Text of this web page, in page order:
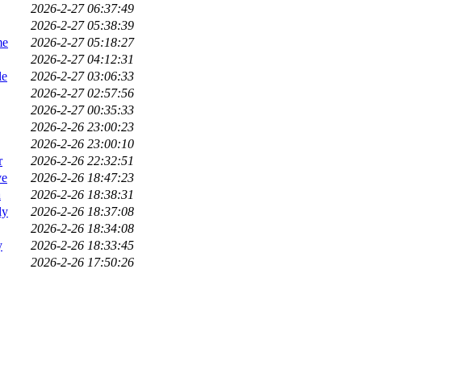
2026-2-27 06:37:49
2026-2-27 05:38:39
2026-2-27 05:18:27
2026-2-27 04:12:31
2026-2-27 03:06:33
2026-2-27 02:57:56
2026-2-27 00:35:33
2026-2-26 23:00:23
2026-2-26 23:00:10
2026-2-26 22:32:51
2026-2-26 18:47:23
2026-2-26 18:38:31
2026-2-26 18:37:08
2026-2-26 18:34:08
2026-2-26 18:33:45
2026-2-26 17:50:26